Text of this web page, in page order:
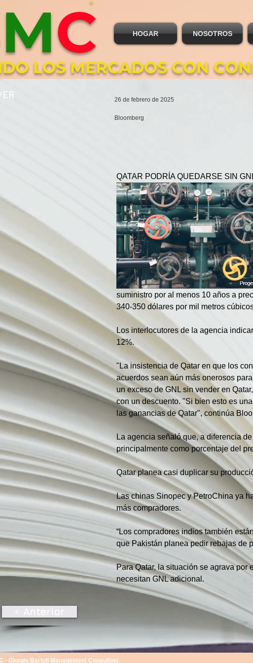
LOS MERCADOS CON
MC HOGAR NOSOTROS
26 de febrero de 2025
Bloomberg
QATAR PODRÍA QUEDARSE SIN
suministro por al menos 10 años a
340-350 dólares por mil metros
Los interlocutores de la agencia
12%.
"La insistencia de Qatar en que los
acuerdos sean aún más onerosos
un exceso de GNL sin vender en
con un descuento. "Si bien esto es
las ganancias de Qatar", continúa
La agencia señaló que, a diferencia
principalmente como porcentaje del
Qatar planea casi duplicar su
Las chinas Sinopec y PetroChina ya
más compradores.
“Los compradores indios también
que Pakistán planea pedir rebajas de
Para Qatar, la situación se agrava por
necesitan GNL adicional.
< Anterior
- Giorgio Bartoli Management Consulting